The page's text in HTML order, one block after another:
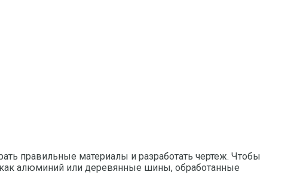
правильные материалы и разработать чертеж. Чтобы
как алюминий или деревянные шины, обработанные